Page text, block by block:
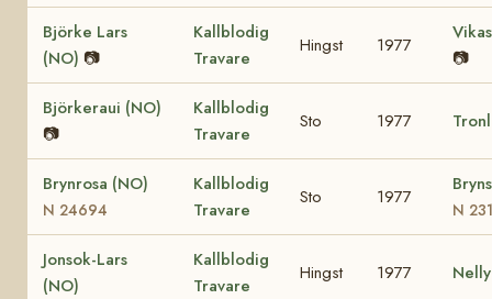
Björke Lars
(NO) 📷
Kallblodig
Travare
Hingst 1977
📷
Björkeraui (NO)
📷
Kallblodig
Travare
Sto 1977
Brynrosa (NO)
N 24694
Kallblodig
Travare
Sto 1977
N
Jonsok-Lars
(NO)
Kallblodig
Travare
Hingst 1977